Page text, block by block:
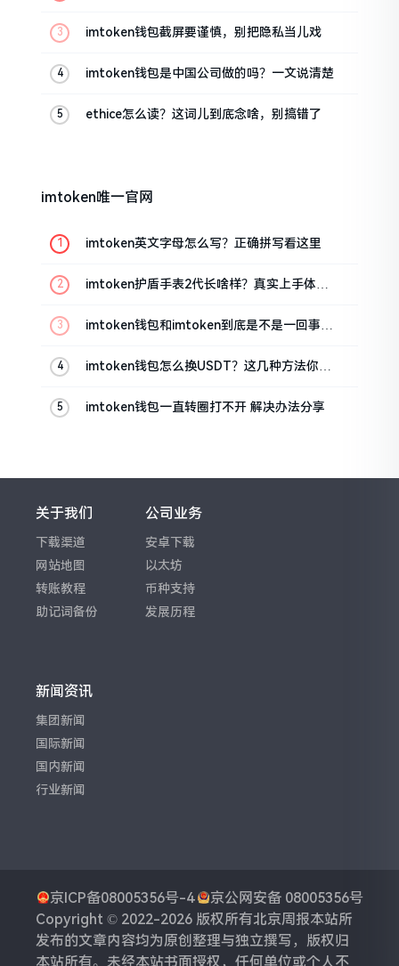
imtoken钱包截屏要谨慎，别把隐私当儿戏
imtoken钱包是中国公司做的吗？一文说清楚
ethice怎么读？这词儿到底念啥，别搞错了
imtoken唯一官网
imtoken英文字母怎么写？正确拼写看这里
imtoken护盾手表2代长啥样？真实上手体验
imtoken钱包和imtoken到底是不是一回事？
imtoken钱包怎么换USDT？这几种方法你得
imtoken钱包一直转圈打不开 解决办法分享
关于我们
下载渠道
网站地图
转账教程
助记词备份
公司业务
安卓下载
以太坊
币种支持
发展历程
新闻资讯
集团新闻
国际新闻
国内新闻
行业新闻
京ICP备08005356号-4
京公网安备 08005356号
Copyright © 2022-2026 版权所有北京周报本站所
发布的文章内容均为原创整理与独立撰写，版权归
本站所有。未经本站书面授权，任何单位或个人不